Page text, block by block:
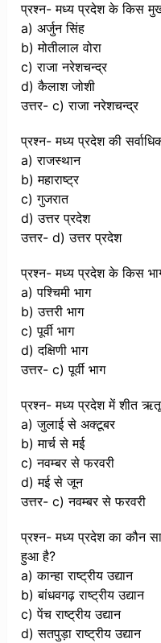
प्रश्न- मध्य प्रदेश के किस
a) अर्जुन सिंह
b) मोतीलाल वोरा
c) राजा नरेशचन्द्र
d) कैलाश जोशी
उत्तर- c) राजा नरेशचन्द्र
प्रश्न- मध्य प्रदेश की
a) राजस्थान
b) महाराष्ट्र
c) गुजरात
d) उत्तर प्रदेश
उत्तर- d) उत्तर प्रदेश
प्रश्न- मध्य प्रदेश के किस
a) पश्चिमी भाग
b) उत्तरी भाग
c) पूर्वी भाग
d) दक्षिणी भाग
उत्तर- c) पूर्वी भाग
प्रश्न- मध्य प्रदेश में शीत
a) जुलाई से अक्टूबर
b) मार्च से मई
c) नवम्बर से फरवरी
d) मई से जून
उत्तर- c) नवम्बर से फरवरी
प्रश्न- मध्य प्रदेश का कौन सा
हुआ है?
a) कान्हा राष्ट्रीय उद्यान
b) बांधवगढ़ राष्ट्रीय उद्यान
c) पेंच राष्ट्रीय उद्यान
d) सतपुड़ा राष्ट्रीय उद्यान